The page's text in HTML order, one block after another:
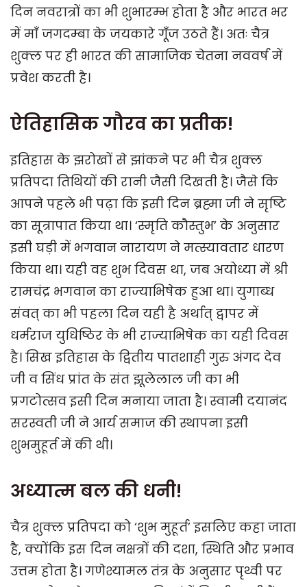
दिन नवरात्रों का भी शुभारम्भ होता है और भारत भर
में माँ जगदम्बा के जयकारे गूँज उठते हैं। अतः चैत्र
शुक्ल पर ही भारत की सामाजिक चेतना नववर्ष में
प्रवेश करती है।
ऐतिहासिक गौरव का प्रतीक!
इतिहास के झरोखों से झांकने पर भी चैत्र शुक्ल
प्रतिपदा तिथियों की रानी जैसी दिखती है। जैसे कि
आपने पहले भी पढ़ा कि इसी दिन ब्रह्मा जी ने सृष्टि
का सूत्रापात किया था। ‘स्मृति कौस्तुभ’ के अनुसार
इसी घड़ी में भगवान नारायण ने मत्स्यावतार धारण
किया था। यही वह शुभ दिवस था, जब अयोध्या में श्री
रामचंद्र भगवान का राज्याभिषेक हुआ था। युगाब्ध
संवत् का भी पहला दिन यही है अर्थात् द्वापर में
धर्मराज युधिष्ठिर के भी राज्याभिषेक का यही दिवस
है। सिख इतिहास के द्वितीय पातशाही गुरु अंगद देव
जी व सिंध प्रांत के संत झूलेलाल जी का भी
प्रगटोत्सव इसी दिन मनाया जाता है। स्वामी दयानंद
सरस्वती जी ने आर्य समाज की स्थापना इसी
शुभमुहूर्त में की थी।
अध्यात्म बल की धनी!
चैत्र शुक्ल प्रतिपदा को ‘शुभ मुहूर्त’ इसलिए कहा जाता
है, क्योंकि इस दिन नक्षत्रों की दशा, स्थिति और प्रभाव
उत्तम होता है। गणेश्यामल तंत्र के अनुसार पृथ्वी पर